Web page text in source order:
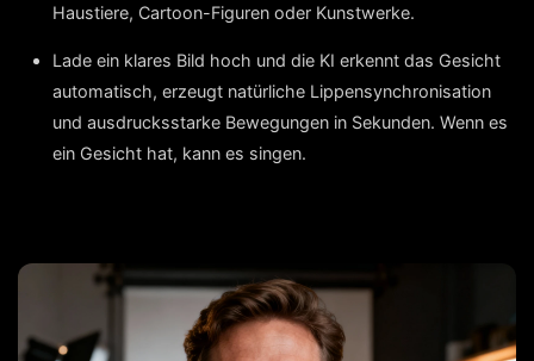
Haustiere, Cartoon-Figuren oder Kunstwerke.
Lade ein klares Bild hoch und die KI erkennt das Gesicht
automatisch, erzeugt natürliche Lippensynchronisation
und ausdrucksstarke Bewegungen in Sekunden. Wenn es
ein Gesicht hat, kann es singen.